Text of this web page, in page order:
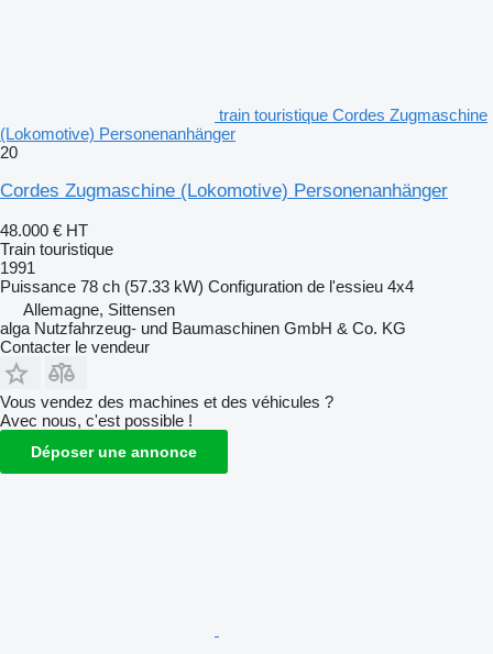
train touristique Cordes Zugmaschine
(Lokomotive) Personenanhänger
20
Cordes Zugmaschine (Lokomotive) Personenanhänger
48.000 € HT
Train touristique
1991
Puissance 78 ch (57.33 kW) Configuration de l'essieu 4x4
Allemagne, Sittensen
alga Nutzfahrzeug- und Baumaschinen GmbH & Co. KG
Contacter le vendeur
Vous vendez des machines et des véhicules ?
Avec nous, c'est possible !
Déposer une annonce